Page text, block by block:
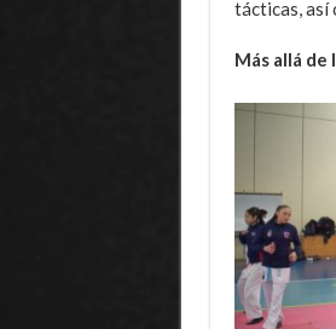
tácticas, así
Más allá de